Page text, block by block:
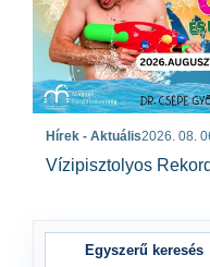
Hírek - Aktuális2026. 08.
Vízipisztolyos
Egyszerű keresés